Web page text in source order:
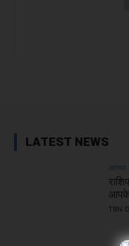
LATEST NEWS
आस्था
आपके
TBN